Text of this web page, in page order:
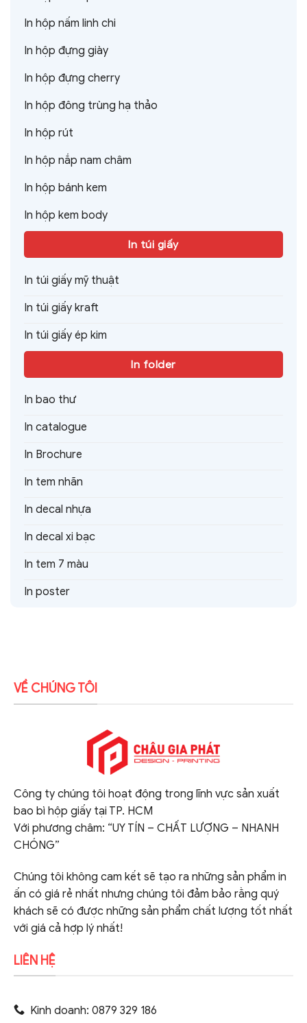
In hộp nấm linh chi
In hộp đựng giày
In hộp đựng cherry
In hộp đông trùng hạ thảo
In hộp rút
In hộp nắp nam châm
In hộp bánh kem
In hộp kem body
In túi giấy
In túi giấy mỹ thuật
In túi giấy kraft
In túi giấy ép kim
In folder
In bao thư
In catalogue
In Brochure
In tem nhãn
In decal nhựa
In decal xi bạc
In tem 7 màu
In poster
VỀ CHÚNG TÔI
Công ty chúng tôi hoạt động trong lĩnh vực sản xuất
bao bì hộp giấy tại TP. HCM
Với phương châm: “UY TÍN – CHẤT LƯỢNG – NHANH
CHÓNG”
Chúng tôi không cam kết sẽ tạo ra những sản phẩm in
ấn có giá rẻ nhất nhưng chúng tôi đảm bảo rằng quý
khách sẽ có được những sản phẩm chất lượng tốt nhất
với giá cả hợp lý nhất!
LIÊN HỆ
Kinh doanh: 0879 329 186